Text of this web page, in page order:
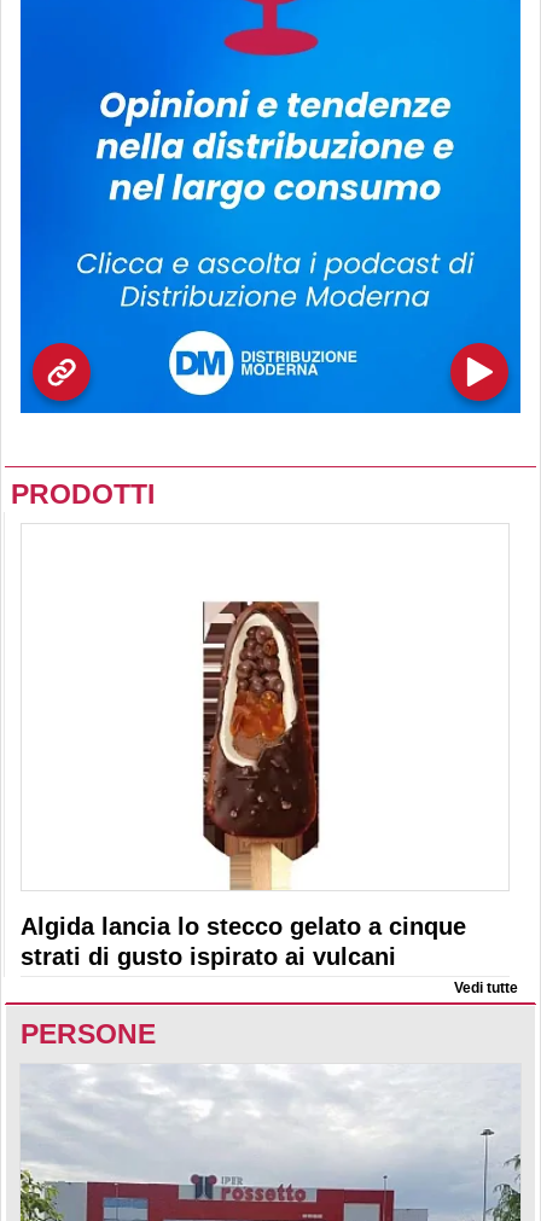
PRODOTTI
Algida lancia lo stecco gelato a cinque
strati di gusto ispirato ai vulcani
Vedi tutte
PERSONE